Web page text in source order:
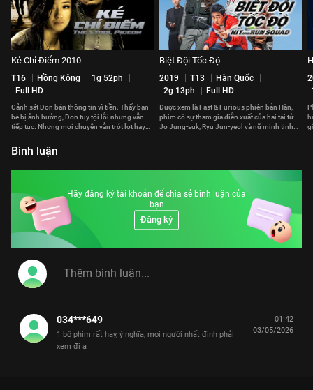
Kẻ Chỉ Điểm 2010
T16 Hồng Kông
1g 52ph
Full HD
Cảnh sát Don bán thông tin vì tiền. Thấy bạn
bè bị ảnh hưởng, Don tuy tội lỗi nhưng vẫn
tiếp tục. Nhưng mọi chuyện vẫn trót lọt hay
Biệt Đội Tốc Độ
2019 T13
Hàn Quốc
2g 13ph
Full HD
Được xem là Fast & Furious phiên bản Hàn,
phim có sự tham gia diễn xuất của hai tài tử
Jo Jung-suk, Ryu Jun-yeol và nữ minh tinh
Bình luận
Hãy đăng ký tài khoản để chia sẻ bình luận của
bạn
Đăng ký
034***649
1 bộ phim rất hay, ý nghĩa, mọi người nhất định phải
xem đi ạ
01:42
03/05/2026